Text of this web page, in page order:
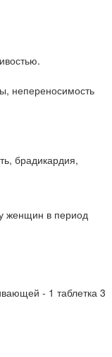
непереносимость
брадикардия,
женщин в период
- 1 таблетка 3